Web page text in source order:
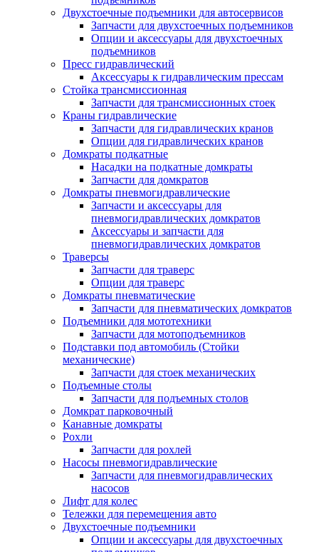
Двухстоечные подъемники для автосервисов
Запчасти для двухстоечных подъемников
Опции и аксессуары для двухстоечных
подъемников
Пресс гидравлический
Аксессуары к гидравлическим прессам
Стойка трансмиссионная
Запчасти для трансмиссионных стоек
Краны гидравлические
Запчасти для гидравлических кранов
Опции для гидравлических кранов
Домкраты подкатные
Насадки на подкатные домкраты
Запчасти для домкратов
Домкраты пневмогидравлические
Запчасти и аксессуары для
пневмогидравлических домкратов
Аксессуары и запчасти для
пневмогидравлических домкратов
Траверсы
Запчасти для траверс
Опции для траверс
Домкраты пневматические
Запчасти для пневматических домкратов
Подъемники для мототехники
Запчасти для мотоподъемников
Подставки под автомобиль (Стойки
механические)
Запчасти для стоек механических
Подъемные столы
Запчасти для подъемных столов
Домкрат парковочный
Канавные домкраты
Рохли
Запчасти для рохлей
Насосы пневмогидравлические
Запчасти для пневмогидравлических
насосов
Лифт для колес
Тележки для перемещения авто
Двухстоечные подъемники
Опции и аксессуары для двухстоечных